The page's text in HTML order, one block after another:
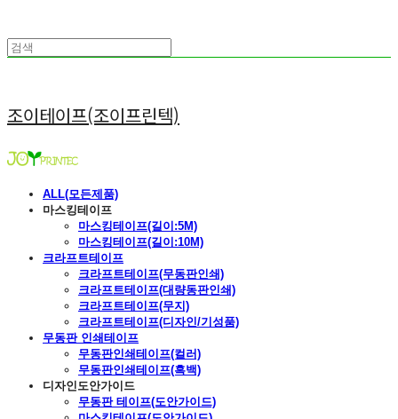
조이테이프(조이프린텍)
ALL(모든제품)
마스킹테이프
마스킹테이프(길이:5M)
마스킹테이프(길이:10M)
크라프트테이프
크라프트테이프(무동판인쇄)
크라프트테이프(대량동판인쇄)
크라프트테이프(무지)
크라프트테이프(디자인/기성품)
무동판 인쇄테이프
무동판인쇄테이프(컬러)
무동판인쇄테이프(흑백)
디자인도안가이드
무동판 테이프(도안가이드)